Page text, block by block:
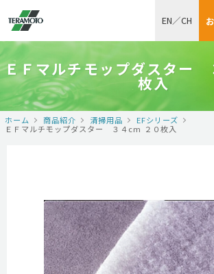
EN／CH
ＥＦマルチモップダスター
枚入
ホーム 商品紹介 清掃用品
EFシリーズ
ＥＦマルチモップダスター ３４cm ２０枚入